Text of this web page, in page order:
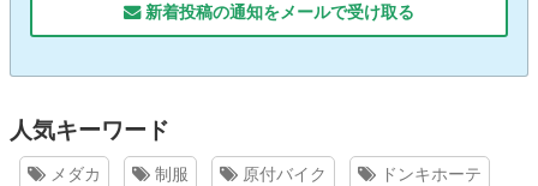
新着投稿の通知をメールで受け取る
人気キーワード
メダカ 制服 原付バイク ドンキホーテ